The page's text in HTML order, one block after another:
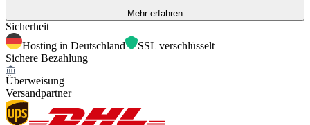
Mehr erfahren
Sicherheit
Hosting in Deutschland
SSL verschlüsselt
Sichere Bezahlung
Überweisung
Versandpartner